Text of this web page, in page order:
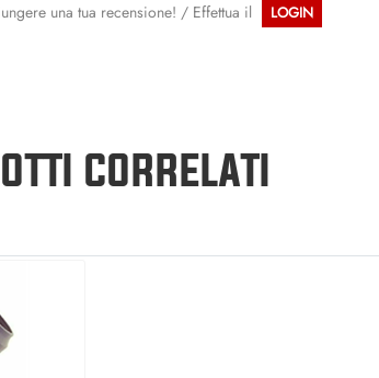
una tua recensione! / Effettua il LOGIN
CORRELATI